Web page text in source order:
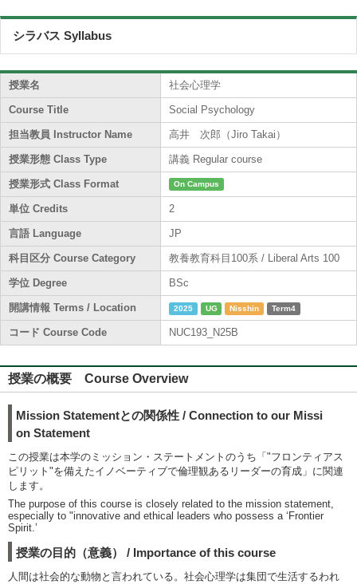
シラバス Syllabus
授業名 社会心理学
Course Title Social Psychology
担当教員 Instructor Name 高井 次郎（Jiro Takai）
授業形態 Class Type 講義 Regular course
授業形式 Class Format On Campus
単位 Credits 2
言語 Language JP
科目区分 Course Category 教養教育科目100系 / Liberal Arts 100
学位 Degree BSc
開講情報 Terms / Location 2025 UG Nisshin Term4
コード Course Code NUC193_N25B
授業の概要 Course Overview
Mission Statementとの関係性 / Connection to our Missi
on Statement
この授業は本学のミッション・ステートメントのうち「"フロンティアス
ピリット"を備えたイノベーティブで倫理観あるリーダーの育成」に関連
します。
The purpose of this course is closely related to the mission statement,
especially to "innovative and ethical leaders who possess a ʻFrontier
Spirit.ʼ
授業の目的（意義） / Importance of this course
人間は社会的な動物と言われている。社会心理学は集団で生活するわれ